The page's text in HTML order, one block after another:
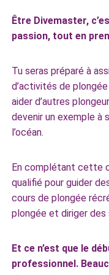
Être Divemaster,
passion, tout en
Tu seras préparé à
d’activités de
aider d’autres
devenir un exemple à
l’océan.
En complétant cette
qualifié pour guider
cours de plongée
plongée et diriger des
Et ce n’est que le
professionnel.